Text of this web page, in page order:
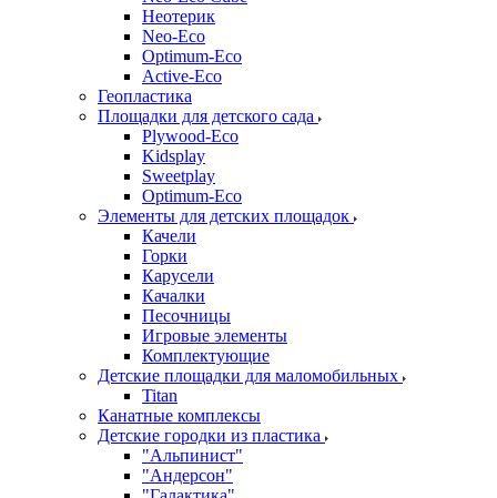
Неотерик
Neo-Eco
Оptimum-Еco
Active-Eco
Геопластика
Площадки для детского сада
Plywood-Eco
Kidsplay
Sweetplay
Оptimum-Еco
Элементы для детских площадок
Качели
Горки
Карусели
Качалки
Песочницы
Игровые элементы
Комплектующие
Детские площадки для маломобильных
Titan
Канатные комплексы
Детские городки из пластика
"Альпинист"
"Андерсон"